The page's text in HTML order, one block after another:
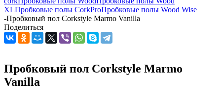
XLПробковые полы CorkProПробковые полы Wood Wise
-Пробковый пол Corkstyle Marmo Vanilla
Поделиться
Пробковый пол Corkstyle Marmo
Vanilla